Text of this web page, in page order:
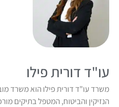
עו"ד דורית פילו
משרד עו"ד דורית פילו הוא משרד
הנזיקין והביטוח, המטפל בתיקים